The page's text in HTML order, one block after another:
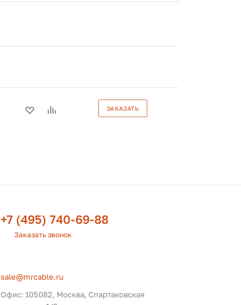
ЗАКАЗАТЬ
+7 (495) 740-69-88
Заказать звонок
sale@mrcable.ru
Офис: 105082, Москва, Спартаковская